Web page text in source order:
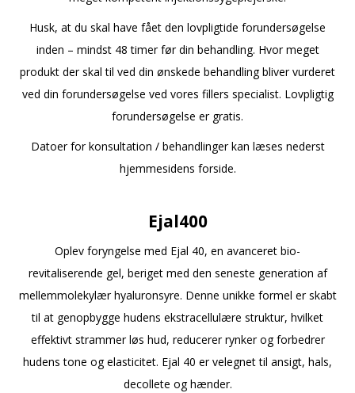
Husk, at du skal have fået den lovpligtide forundersøgelse
inden – mindst 48 timer før din behandling. Hvor meget
produkt der skal til ved din ønskede behandling bliver vurderet
ved din forundersøgelse ved vores fillers specialist. Lovpligtig
forundersøgelse er gratis.
Datoer for konsultation / behandlinger kan læses nederst
hjemmesidens forside.
Ejal400
Oplev foryngelse med Ejal 40, en avanceret bio-
revitaliserende gel, beriget med den seneste generation af
mellemmolekylær hyaluronsyre. Denne unikke formel er skabt
til at genopbygge hudens ekstracellulære struktur, hvilket
effektivt strammer løs hud, reducerer rynker og forbedrer
hudens tone og elasticitet. Ejal 40 er velegnet til ansigt, hals,
decollete og hænder.